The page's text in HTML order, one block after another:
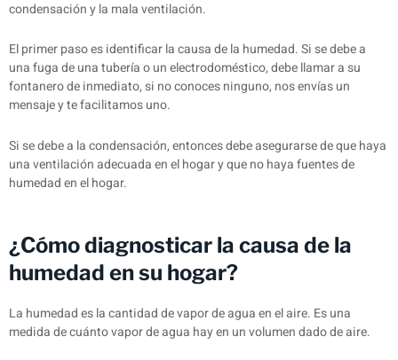
condensación y la mala ventilación.
El primer paso es identificar la causa de la humedad. Si se debe a
una fuga de una tubería o un electrodoméstico, debe llamar a su
fontanero de inmediato, si no conoces ninguno, nos envías un
mensaje y te facilitamos uno.
Si se debe a la condensación, entonces debe asegurarse de que haya
una ventilación adecuada en el hogar y que no haya fuentes de
humedad en el hogar.
¿Cómo diagnosticar la causa de la
humedad en su hogar?
La humedad es la cantidad de vapor de agua en el aire. Es una
medida de cuánto vapor de agua hay en un volumen dado de aire.